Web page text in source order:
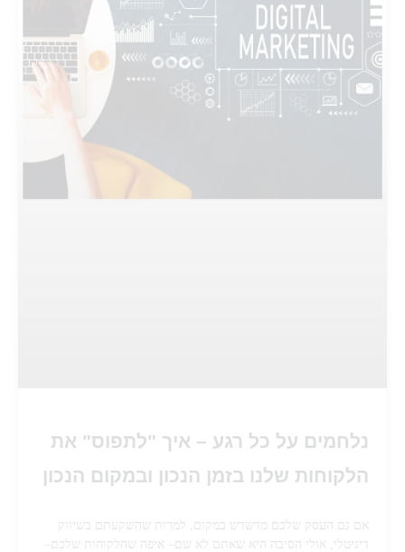
נלחמים על כל רגע – איך "לתפוס" את
הלקוחות שלנו בזמן הנכון ובמקום הנכון
אם גם העסק שלכם מדשדש במקום, למרות שהשקעתם בשיווק
דיגיטלי, אולי הסיבה היא שאתם לא שם– איפה שהלקוחות שלכם–